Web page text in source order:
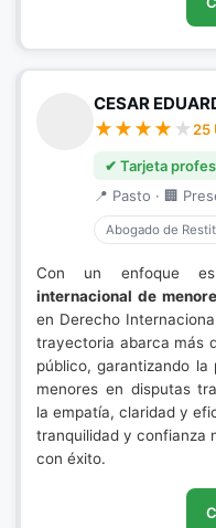
CESAR
25
✔ Tarjeta
📍 Pasto · 🏢
Abogado de
Con un enfoque
internacional de
en Derecho
trayectoria abarca más
público, garantizando
menores en disputas
la empatía, claridad y
tranquilidad y confianza
con éxito.